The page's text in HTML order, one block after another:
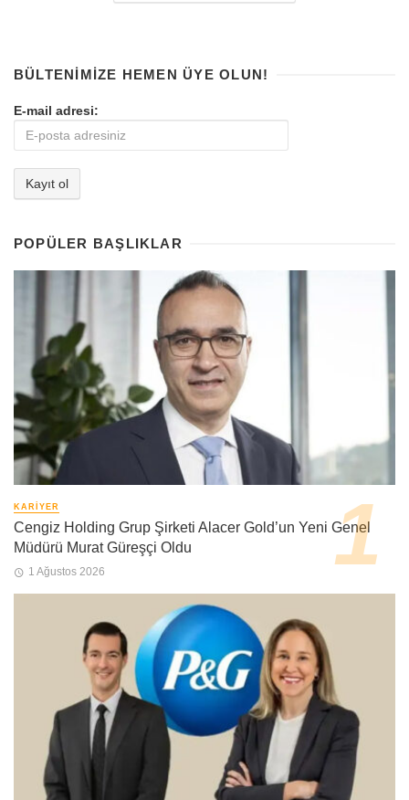
BÜLTENIMIZE HEMEN ÜYE OLUN!
E-mail adresi:
POPÜLER BAŞLIKLAR
KARIYER
Cengiz Holding Grup Şirketi Alacer Gold’un Yeni Genel
Müdürü Murat Güreşçi Oldu
1 Ağustos 2026